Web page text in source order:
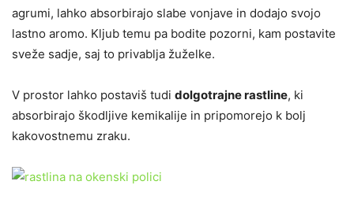
agrumi, lahko absorbirajo slabe vonjave in dodajo svojo
lastno aromo. Kljub temu pa bodite pozorni, kam postavite
sveže sadje, saj to privablja žuželke.
V prostor lahko postaviš tudi dolgotrajne rastline, ki
absorbirajo škodljive kemikalije in pripomorejo k bolj
kakovostnemu zraku.